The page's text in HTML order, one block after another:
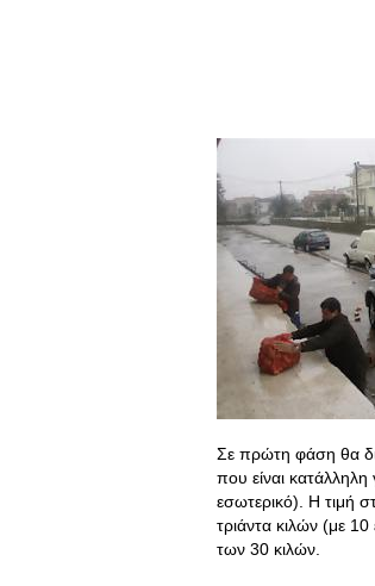
Σε πρώτη φάση θα
που είναι
εσωτερικό). Η τιμή
τριάντα κιλών (με
των 30 κιλών.